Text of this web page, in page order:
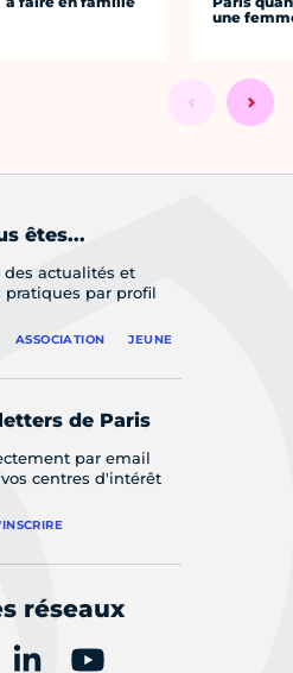
une
êtes...
des actualités et
par profil
ASSOCIATION JEUNE
de Paris
par email
centres d'intérêt
réseaux